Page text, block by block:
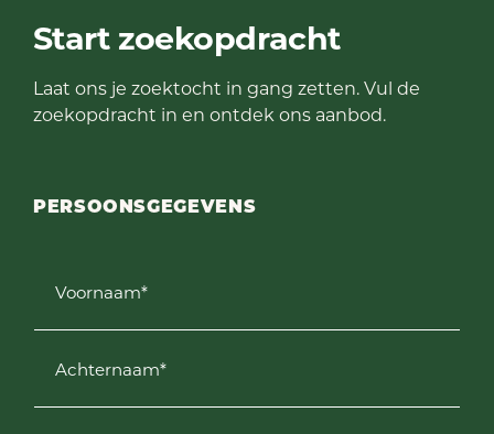
Start zoekopdracht
Laat ons je zoektocht in gang zetten. Vul de
zoekopdracht in en ontdek ons aanbod.
PERSOONSGEGEVENS
Voornaam*
Achternaam*